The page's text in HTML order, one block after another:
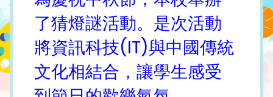
了猜燈謎活動。是次活動
將資訊科技(IT)與中國傳統
文化相結合，讓學生感受